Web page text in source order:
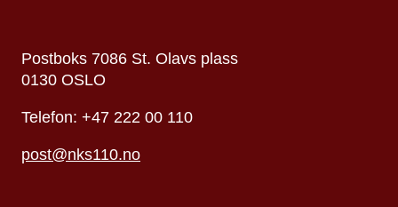
Postboks 7086 St. Olavs plass
0130 OSLO
Telefon: +47 222 00 110
post@nks110.no